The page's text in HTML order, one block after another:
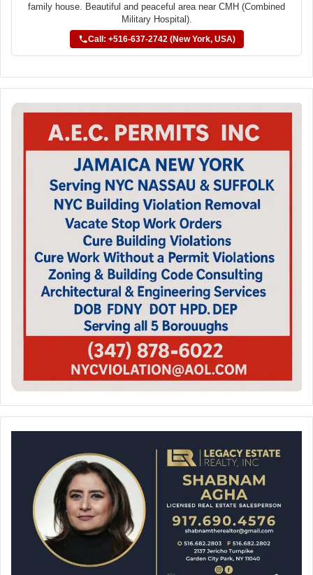
family house. Beautiful and peaceful area near CMH (Combined
Military Hospital).
Call: +516-637-2742 (New York, USA)